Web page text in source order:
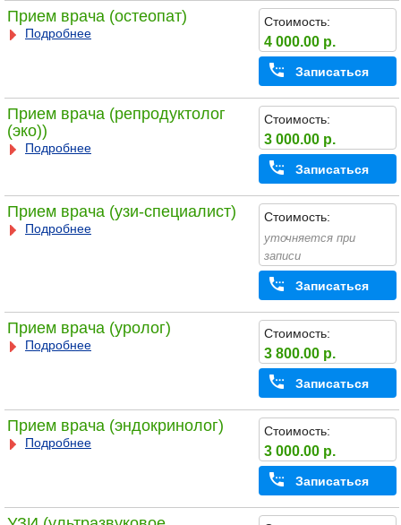
Прием врача (остеопат)
Подробнее
Стоимость:
4 000.00 р.
Записаться
Прием врача (репродуктолог
(эко))
Подробнее
Стоимость:
3 000.00 р.
Записаться
Прием врача (узи-специалист)
Подробнее
Стоимость:
уточняется при
записи
Записаться
Прием врача (уролог)
Подробнее
Стоимость:
3 800.00 р.
Записаться
Прием врача (эндокринолог)
Подробнее
Стоимость:
3 000.00 р.
Записаться